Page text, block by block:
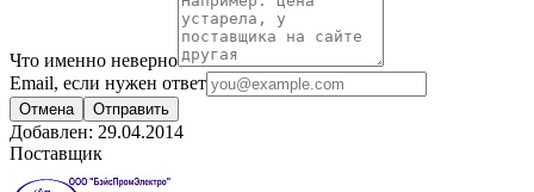
Что именно неверно
Email, если нужен ответ
Отмена Отправить
Добавлен: 29.04.2014
Поставщик